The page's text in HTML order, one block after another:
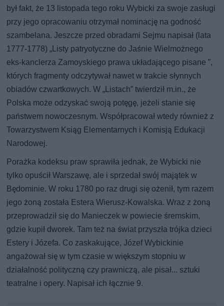
był fakt, że 13 listopada tego roku Wybicki za swoje zasługi
przy jego opracowaniu otrzymał nominację na godność
szambelana. Jeszcze przed obradami Sejmu napisał (lata
1777-1778) „Listy patryotyczne do Jaśnie Wielmożnego
eks-kanclerza Zamoyskiego prawa układającego pisane ”,
których fragmenty odczytywał nawet w trakcie słynnych
obiadów czwartkowych. W „Listach” twierdził m.in., że
Polska może odzyskać swoją potęgę, jeżeli stanie się
państwem nowoczesnym. Współpracował wtedy również z
Towarzystwem Ksiąg Elementarnych i Komisją Edukacji
Narodowej.
Porażka kodeksu praw sprawiła jednak, że Wybicki nie
tylko opuścił Warszawę, ale i sprzedał swój majątek w
Będominie. W roku 1780 po raz drugi się ożenił, tym razem
jego żoną została Estera Wierusz-Kowalska. Wraz z żoną
przeprowadził się do Manieczek w powiecie śremskim,
gdzie kupił dworek. Tam też na świat przyszła trójka dzieci
Estery i Józefa. Co zaskakujące, Józef Wybickinie
angażował się w tym czasie w większym stopniu w
działalność polityczną czy prawniczą, ale pisał... sztuki
teatralne i opery. Napisał ich łącznie 9.